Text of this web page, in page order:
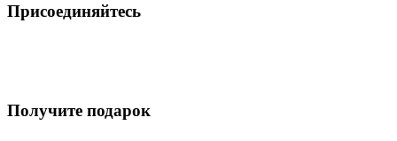
Присоединяйтесь
Получите подарок